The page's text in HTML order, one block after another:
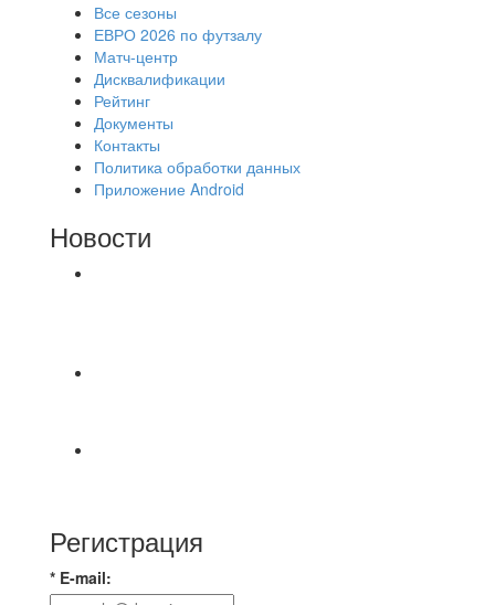
Все сезоны
ЕВРО 2026 по футзалу
Матч-центр
Дисквалификации
Рейтинг
Документы
Контакты
Политика обработки данных
Приложение Android
Новости
Регистрация
* E-mail: